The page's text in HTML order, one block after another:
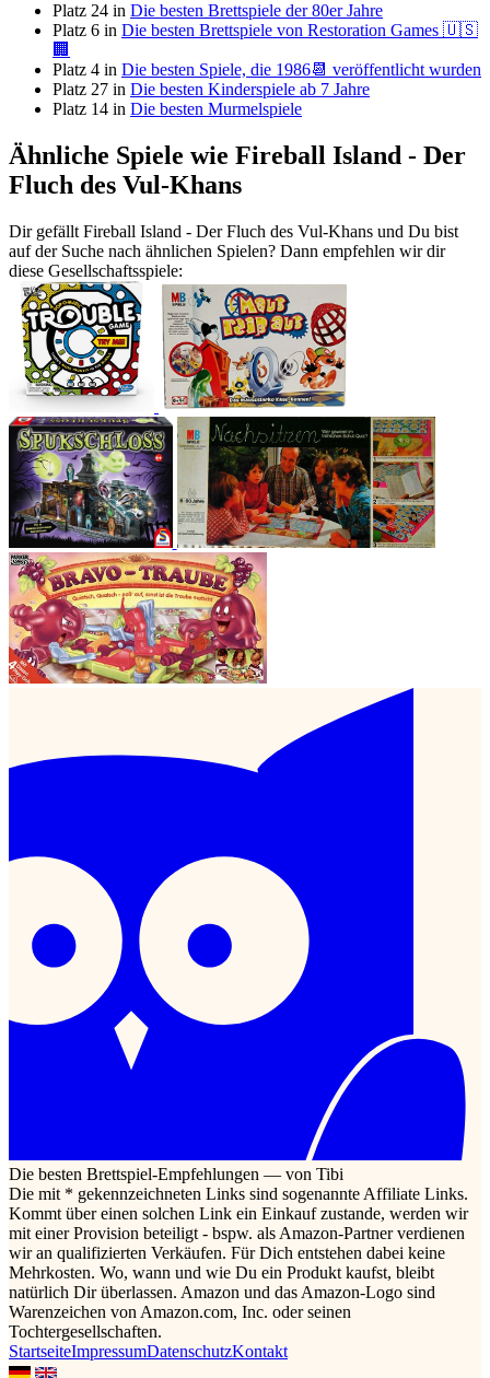
Platz 24 in Die besten Brettspiele der 80er Jahre
Platz 6 in Die besten Brettspiele von Restoration Games 🇺🇸
🏢
Platz 4 in Die besten Spiele, die 1986📆 veröffentlicht wurden
Platz 27 in Die besten Kinderspiele ab 7 Jahre
Platz 14 in Die besten Murmelspiele
Ähnliche Spiele wie Fireball Island - Der
Fluch des Vul-Khans
Dir gefällt Fireball Island - Der Fluch des Vul-Khans und Du bist
auf der Suche nach ähnlichen Spielen? Dann empfehlen wir dir
diese Gesellschaftsspiele:
Die besten Brettspiel-Empfehlungen — von Tibi
Die mit * gekennzeichneten Links sind sogenannte Affiliate Links.
Kommt über einen solchen Link ein Einkauf zustande, werden wir
mit einer Provision beteiligt - bspw. als Amazon-Partner verdienen
wir an qualifizierten Verkäufen. Für Dich entstehen dabei keine
Mehrkosten. Wo, wann und wie Du ein Produkt kaufst, bleibt
natürlich Dir überlassen. Amazon und das Amazon-Logo sind
Warenzeichen von Amazon.com, Inc. oder seinen
Tochtergesellschaften.
StartseiteImpressumDatenschutzKontakt